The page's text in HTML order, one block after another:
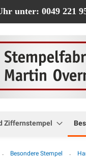
unter: 0049 221
Ziffernstempel
Besondere Stempel